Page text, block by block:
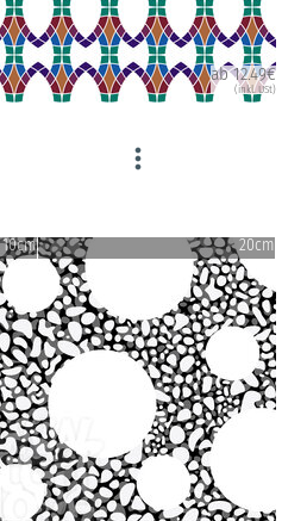
ab 12.49€
(inkl. USt)
10cm 20cm